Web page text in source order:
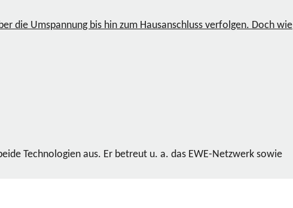
die Umspannung bis hin zum Hausanschluss verfolgen. Doch wie
Technologien aus. Er betreut u. a. das EWE-Netzwerk sowie